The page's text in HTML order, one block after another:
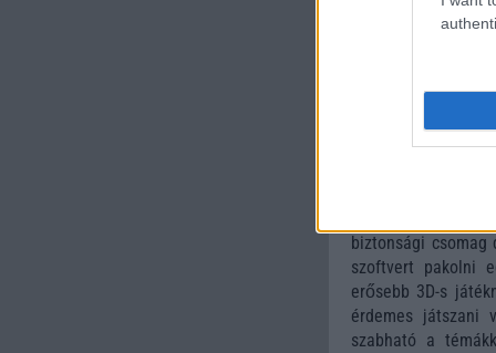
processzort
nanométeres
gyorsító, 32
szolgálatot az új
Kínos ugyan, de a
biztonsági
szoftvert pakolni
erősebb 3D-s
érdemes játszani
szabható a